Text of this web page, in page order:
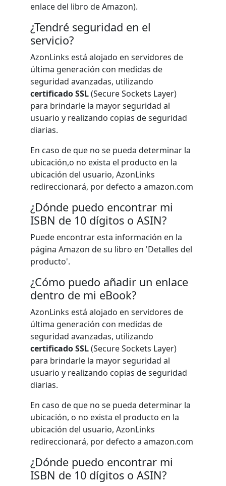
enlace del libro de Amazon).
¿Tendré seguridad en el
servicio?
AzonLinks está alojado en servidores de
última generación con medidas de
seguridad avanzadas, utilizando
certificado SSL(Secure Sockets Layer)
para brindarle la mayor seguridad al
usuario y realizando copias de seguridad
diarias.
En caso de que no se pueda determinar la
ubicación,o no exista el producto en la
ubicación del usuario, AzonLinks
redireccionará, por defecto a amazon.com
¿Dónde puedo encontrar mi
ISBN de 10 dígitos o ASIN?
Puede encontrar esta información en la
página Amazon de su libro en 'Detalles del
producto'.
¿Cómo puedo añadir un enlace
dentro de mi eBook?
AzonLinks está alojado en servidores de
última generación con medidas de
seguridad avanzadas, utilizando
certificado SSL(Secure Sockets Layer)
para brindarle la mayor seguridad al
usuario y realizando copias de seguridad
diarias.
En caso de que no se pueda determinar la
ubicación, o no exista el producto en la
ubicación del usuario, AzonLinks
redireccionará, por defecto a amazon.com
¿Dónde puedo encontrar mi
ISBN de 10 dígitos o ASIN?